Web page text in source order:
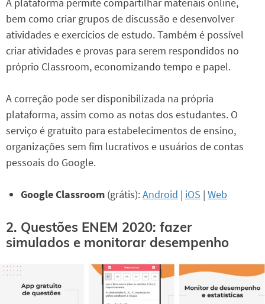
A plataforma permite compartilhar materiais online,
bem como criar grupos de discussão e desenvolver
atividades e exercícios de estudo. Também é possível
criar atividades e provas para serem respondidos no
próprio Classroom, economizando tempo e papel.
A correção pode ser disponibilizada na própria
plataforma, assim como as notas dos estudantes. O
serviço é gratuito para estabelecimentos de ensino,
organizações sem fim lucrativos e usuários de contas
pessoais do Google.
Google Classroom (grátis):Android | iOS | Web
2. Questões ENEM 2020: fazer
simulados e monitorar desempenho